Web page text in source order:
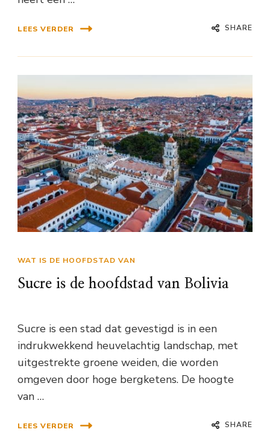
LEES VERDER SHARE
WAT IS DE HOOFDSTAD VAN
Sucre is de hoofdstad van Bolivia
Sucre is een stad dat gevestigd is in een
indrukwekkend heuvelachtig landschap, met
uitgestrekte groene weiden, die worden
omgeven door hoge bergketens. De hoogte
van …
LEES VERDER SHARE